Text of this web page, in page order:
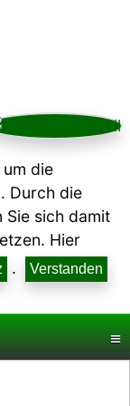
die
Durch die
Sie sich damit
Hier
. Verstanden
≡